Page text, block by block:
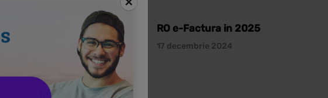
RO e-Factura in 2025
17 decembrie 2024